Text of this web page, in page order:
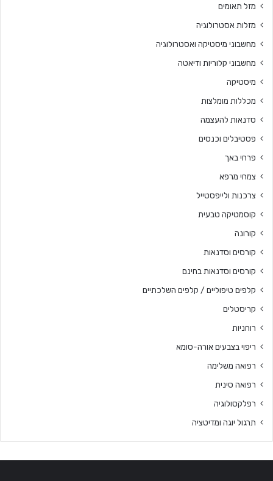
מזל תאומים
מזלות אסטרולוגיה
מחשבוני מיסטיקה ואסטרולוגיה
מחשבוני קלוריות ודיאטה
מיסטיקה
מכללות מומלצות
סדנאות להעצמה
פסטיבלים וכנסים
פרחי באך
צמחי מרפא
צרכנות ולייפסטייל
קוסמטיקה טבעית
קורונה
קורסים וסדנאות
קורסים וסדנאות בחינם
קלפים טיפוליים / קלפים השלכתיים
קריסטלים
רוחניות
ריפוי בצבעים אורה-סומא
רפואה משלימה
רפואה סינית
רפלקסולוגיה
תרגול יוגה ומדיטציה